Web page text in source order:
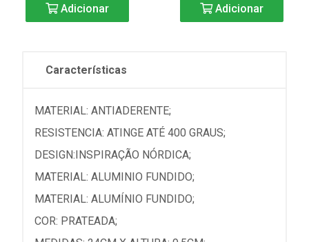
Adicionar Adicionar
Características
MATERIAL: ANTIADERENTE;
RESISTENCIA: ATINGE ATÉ 400 GRAUS;
DESIGN:INSPIRAÇÃO NÓRDICA;
MATERIAL: ALUMINIO FUNDIDO;
MATERIAL: ALUMÍNIO FUNDIDO;
COR: PRATEADA;